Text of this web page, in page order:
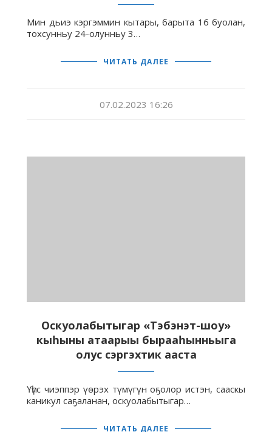
Мин дьиэ кэргэммин кытары, барыта 16 буолан,
тохсунньу 24-олунньу 3…
ЧИТАТЬ ДАЛЕЕ
07.02.2023 16:26
Оскуолабытыгар «Тэбэнэт-шоу»
кыһыны атаарыы бырааһынньыга
олус сэргэхтик ааста
Үһүс чиэппэр үөрэх түмүгүн оҕолор истэн, сааскы
каникул саҕаланан, оскуолабытыгар…
ЧИТАТЬ ДАЛЕЕ